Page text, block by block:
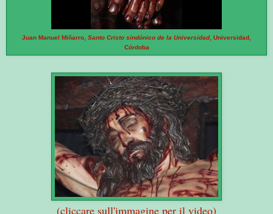
Juan Manuel Miñarro, Santo Cristo sindónico de la Universidad, Universidad,
Córdoba
(cliccare sull'immagine per il video)